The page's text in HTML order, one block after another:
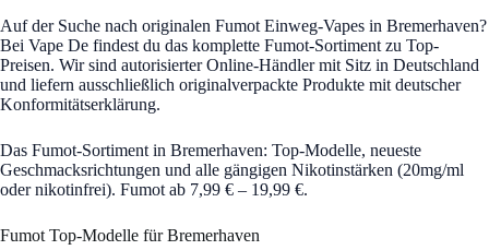
Auf der Suche nach originalen Fumot Einweg-Vapes in Bremerhaven?
Bei Vape De findest du das komplette Fumot-Sortiment zu Top-
Preisen. Wir sind autorisierter Online-Händler mit Sitz in Deutschland
und liefern ausschließlich originalverpackte Produkte mit deutscher
Konformitätserklärung.
Das Fumot-Sortiment in Bremerhaven: Top-Modelle, neueste
Geschmacksrichtungen und alle gängigen Nikotinstärken (20mg/ml
oder nikotinfrei). Fumot ab 7,99 € – 19,99 €.
Fumot Top-Modelle für Bremerhaven